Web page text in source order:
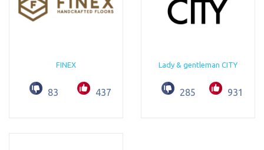
FINEX
83 437
Lady & gentleman CITY
285 931